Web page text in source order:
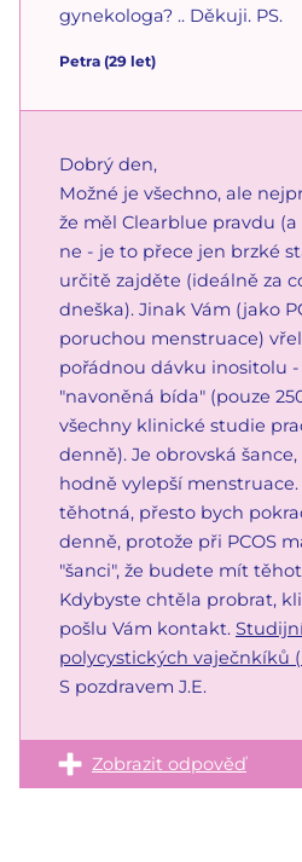
gynekologa? .. Děkuji. PS.
Petra (29 let)
Dobrý den,
Možné je všechno, ale
že měl Clearblue pravdu
ne - je to přece jen brzké
určitě zajděte (ideálně za
dneška). Jinak Vám (jako
poruchou menstruace)
pořádnou dávku inositolu -
"navoněná bída" (pouze
všechny klinické studie
denně). Je obrovská
hodně vylepší
těhotná, přesto bych
denně, protože při PCOS
"šanci", že budete mít
Kdybyste chtěla probrat,
pošlu Vám kontakt.
polycystických vaječnkíků
S pozdravem J.E.
Zobrazit odpověď